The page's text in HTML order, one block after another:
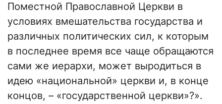
Поместной Православной Церкви в
условиях вмешательства государства и
различных политических сил, к которым
в последнее время все чаще обращаются
сами же иерархи, может выродиться в
идею «национальной» церкви и, в конце
концов, – «государственной церкви»?».